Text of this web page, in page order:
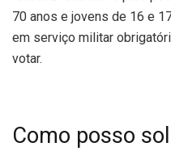
70 anos e jovens de 16 e
em serviço militar
votar.
Como posso